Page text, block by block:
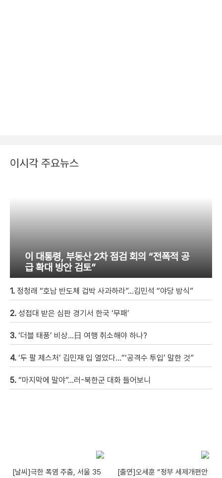
이시각 주요뉴스
이 대통령, 부동산 2차 점검 회의 “전폭적 공
급 확대 방안 검토”
1. 정청래 “호남 반도체 겁박 사과하라”…김민석 “야당 방식”
2. 성접대 받은 심판 경기서 한국 ‘무패’
3. ‘더블 태풍’ 비상…日 여행 취소해야 하나?
4. ‘두 팔 제스처’ 김민재 입 열었다…“‘공격수 투입’ 말한 것”
5. “마지막에 말야”…러-북한군 대화 들어보니
[날씨]극한 폭염 주춤, 서울 35
[출연]오세훈 “정부 세제개편안